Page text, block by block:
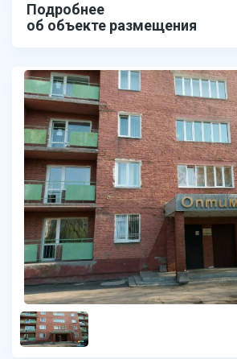
Подробнее
об объекте размещения